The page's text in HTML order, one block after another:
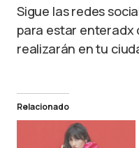
Sigue las redes
para estar enteradx
realizarán en tu
Relacionado